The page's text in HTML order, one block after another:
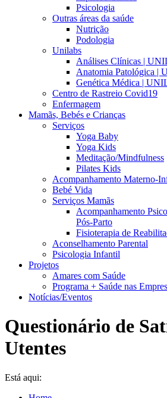
Psicologia
Outras áreas da saúde
Nutrição
Podologia
Unilabs
Análises Clínicas |
Anatomia Patológica |
Genética Médica |
Centro de Rastreio Covid19
Enfermagem
Mamãs, Bebés e Crianças
Serviços
Yoga Baby
Yoga Kids
Meditação/Mindfulness
Pilates Kids
Acompanhamento Materno-
Bebé Vida
Serviços Mamãs
Acompanhamento
Pós-Parto
Fisioterapia de
Aconselhamento Parental
Psicologia Infantil
Projetos
Amares com Saúde
Programa + Saúde nas
Notícias/Eventos
Questionário de
Utentes
Está aqui: